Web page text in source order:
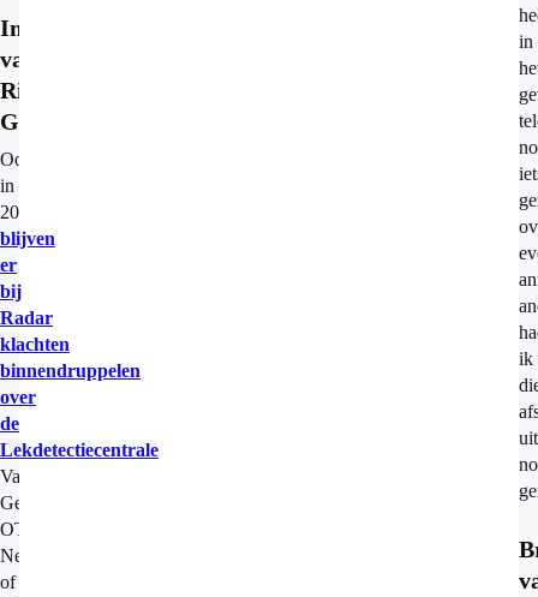
Incasso's
van
Rijken
Gerechtsdeurwaarders
Ook
in
2020
blijven
er
bij
Radar
klachten
binnendruppelen
over
de
Lekdetectiecentrale
Van
Genabeek,
OTL
Nederland
of
in
ik